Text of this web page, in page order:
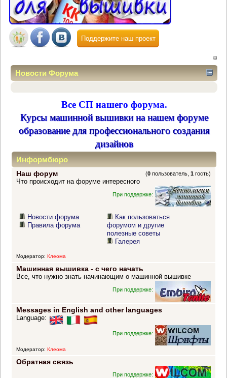
Поддержите наш проект
Новости Форума
Все СП нашего форума.
Курсы машинной вышивки на нашем форуме
образование для профессионального создания
дизайнов
Информбюро
Наш форум (0 пользователь,1 гость)
Что происходит на форуме интересного
При поддержке:
Новости форума
Правила форума
Как пользоваться
форумом и другие
полезные советы
Галерея
Модератор: Клеома
Машинная вышивка - с чего начать
Все, что нужно знать начинающим о машинной вышивке
При поддержке:
Messages in English and other languages
Language:
При поддержке:
Модератор: Клеома
Обратная связь
При поддержке: